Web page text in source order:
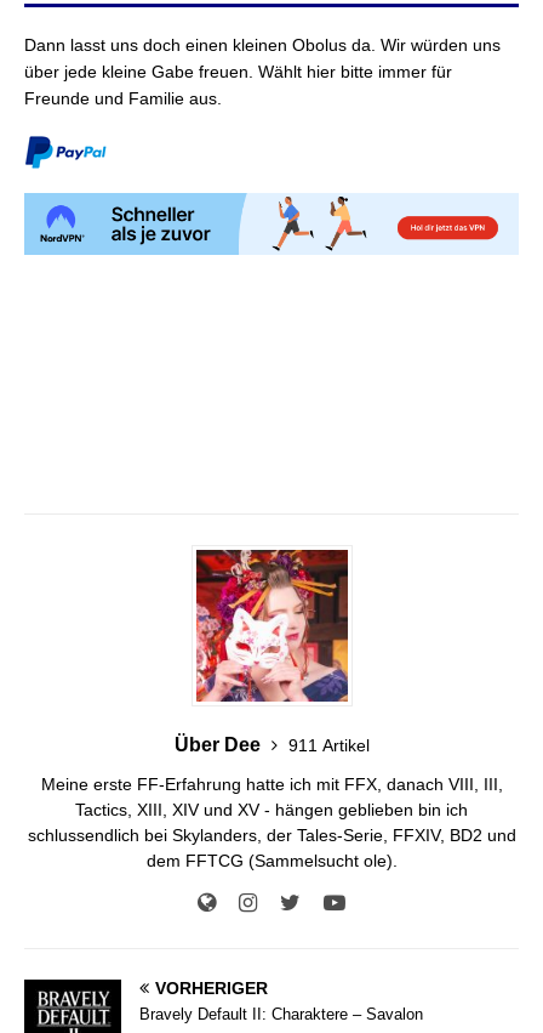
Dann lasst uns doch einen kleinen Obolus da. Wir würden uns
über jede kleine Gabe freuen. Wählt hier bitte immer für
Freunde und Familie aus.
Über Dee
911 Artikel
Meine erste FF-Erfahrung hatte ich mit FFX, danach VIII, III,
Tactics, XIII, XIV und XV - hängen geblieben bin ich
schlussendlich bei Skylanders, der Tales-Serie, FFXIV, BD2 und
dem FFTCG (Sammelsucht ole).
VORHERIGER
Bravely Default II: Charaktere – Savalon